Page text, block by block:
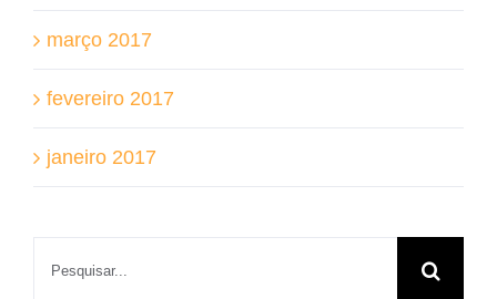
março 2017
fevereiro 2017
janeiro 2017